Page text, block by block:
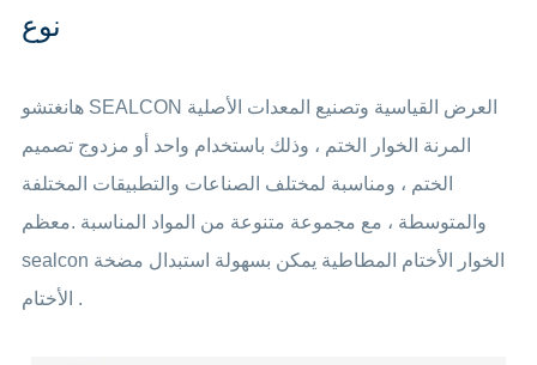
نوع
هانغتشو SEALCON العرض القياسية وتصنيع المعدات الأصلية
المرنة الخوار الختم ، وذلك باستخدام واحد أو مزدوج تصميم
الختم ، ومناسبة لمختلف الصناعات والتطبيقات المختلفة
والمتوسطة ، مع مجموعة متنوعة من المواد المناسبة .معظم
sealcon الخوار الأختام المطاطية يمكن بسهولة استبدال مضخة
الأختام .